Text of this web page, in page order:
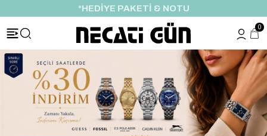
*HEDİYE PAKETİ & NOTU
0